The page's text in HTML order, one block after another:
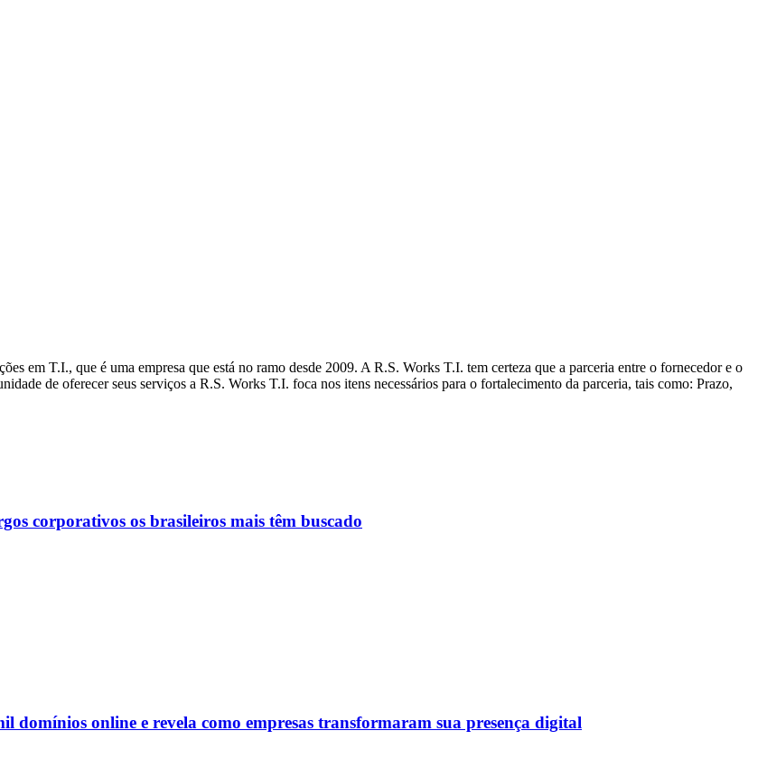
em T.I., que é uma empresa que está no ramo desde 2009. A R.S. Works T.I. tem certeza que a parceria entre o fornecedor e o
de oferecer seus serviços a R.S. Works T.I. foca nos itens necessários para o fortalecimento da parceria, tais como: Prazo,
corporativos os brasileiros mais têm buscado
domínios online e revela como empresas transformaram sua presença digital